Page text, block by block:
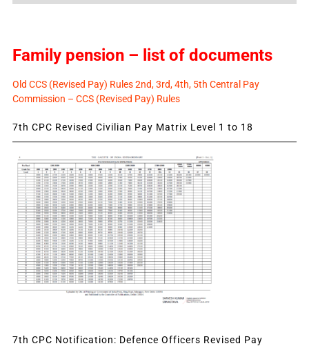
Family pension – list of documents
Old CCS (Revised Pay) Rules 2nd, 3rd, 4th, 5th Central Pay
Commission – CCS (Revised Pay) Rules
7th CPC Revised Civilian Pay Matrix Level 1 to 18
7th CPC Notification: Defence Officers Revised Pay